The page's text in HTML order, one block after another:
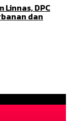
Linnas, DPC
dan